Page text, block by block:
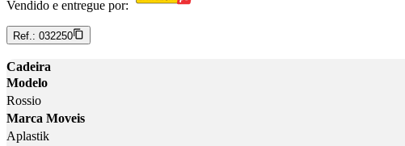
Vendido e entregue por:
Ref.: 032250
Cadeira
Modelo
Rossio
Marca Moveis
Aplastik